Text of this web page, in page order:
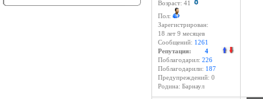
Возраст: 41
Пол:
Зарегистрирован:
18 лет 9 месяцев
Сообщений: 1261
Репутация: 4
Поблагодарил: 226
Поблагодарили: 187
Предупреждений: 0
Родина: Барнаул